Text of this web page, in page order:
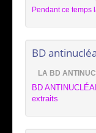
Pendant ce temps
BD
LA BD
BD
extraits